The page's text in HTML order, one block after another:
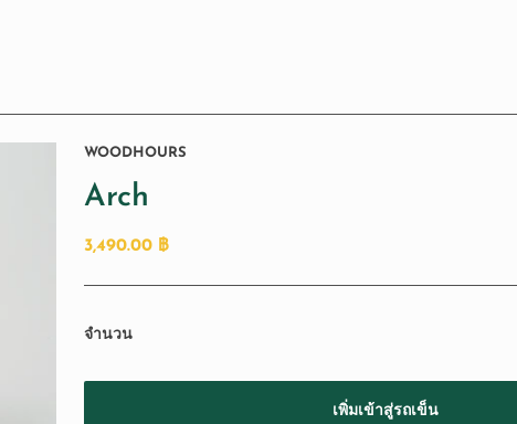
WOODHOURS
Arch
3,490.00 ฿
จำนวน
เพิ่มเข้าสู่รถเข็น